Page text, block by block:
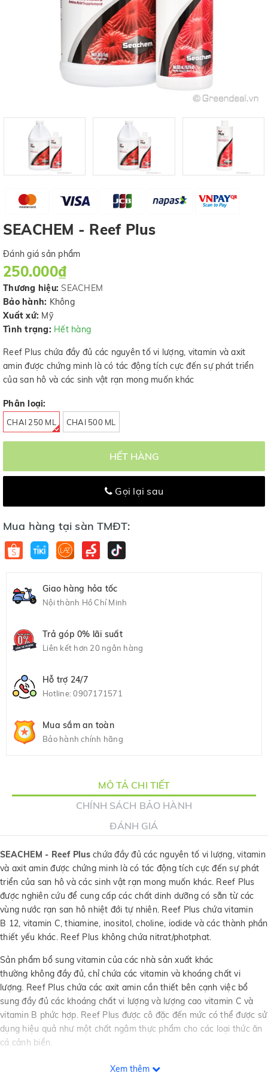
SEACHEM - Reef Plus
Đánh giá sản phẩm
250.000₫
Thương hiệu: SEACHEM
Bảo hành: Không
Xuất xứ: Mỹ
Tình trạng: Hết hàng
Reef Plus chứa đầy đủ các nguyên tố vi lượng, vitamin và axit
amin được chứng minh là có tác động tích cực đến sự phát triển
của san hô và các sinh vật rạn mong muốn khác
Phân loại:
CHAI 250 ML CHAI 500 ML
HẾT HÀNG
Gọi lại sau
Mua hàng tại sàn TMĐT:
Giao hàng hỏa tốc
Nội thành Hồ Chí Minh
Trả góp 0% lãi suất
Liên kết hơn 20 ngân hàng
Hỗ trợ 24/7
Hotline:0907171571
Mua sắm an toàn
Bảo hành chính hãng
MÔ TẢ CHI TIẾT
CHÍNH SÁCH BẢO HÀNH
ĐÁNH GIÁ
SEACHEM - Reef Plus chứa đầy đủ các nguyên tố vi lượng, vitamin
và axit amin được chứng minh là có tác động tích cực đến sự phát
triển của san hô và các sinh vật rạn mong muốn khác. Reef Plus
được nghiên cứu để cung cấp các chất dinh dưỡng có sẵn từ các
vùng nước rạn san hô nhiệt đới tự nhiên. Reef Plus chứa vitamin
B 12, vitamin C, thiamine, inositol, choline, iodide và các thành phần
thiết yếu khác. Reef Plus không chứa nitrat/photphat.
Sản phẩm bổ sung vitamin của các nhà sản xuất khác
thường không đầy đủ, chỉ chứa các vitamin và khoáng chất vi
lượng. Reef Plus chứa các axit amin cần thiết bên cạnh việc bổ
sung đầy đủ các khoáng chất vi lượng và lượng cao vitamin C và
vitamin B phức hợp. Reef Plus được cô đặc đến mức có thể được sử
dụng hiệu quả như một chất ngâm thực phẩm cho các loại thức ăn
cá cảnh biển.
Việc bổ sung một số nguyên tố vi lượng là cần thiết để duy trì một
Xem thêm